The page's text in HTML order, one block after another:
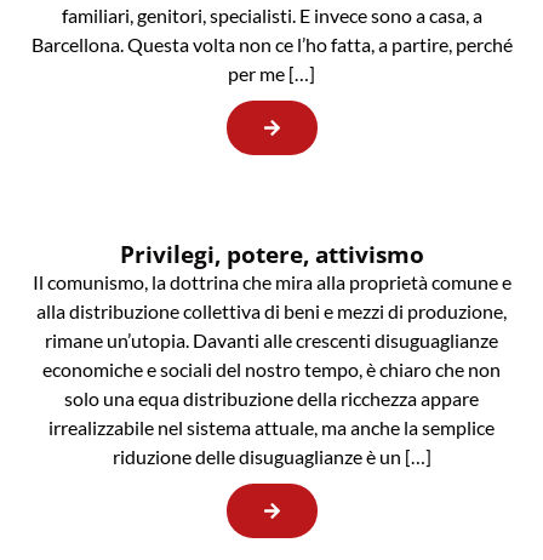
familiari, genitori, specialisti. E invece sono a casa, a
Barcellona. Questa volta non ce l’ho fatta, a partire, perché
per me […]
Privilegi, potere, attivismo
Il comunismo, la dottrina che mira alla proprietà comune e
alla distribuzione collettiva di beni e mezzi di produzione,
rimane un’utopia. Davanti alle crescenti disuguaglianze
economiche e sociali del nostro tempo, è chiaro che non
solo una equa distribuzione della ricchezza appare
irrealizzabile nel sistema attuale, ma anche la semplice
riduzione delle disuguaglianze è un […]